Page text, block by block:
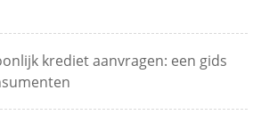
krediet aanvragen: een gids